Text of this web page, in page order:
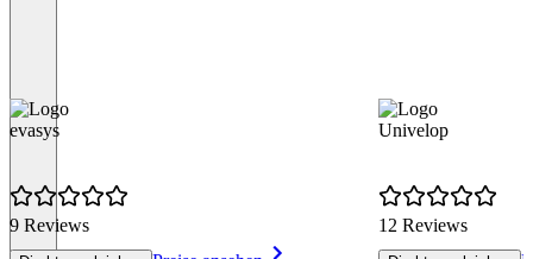
evasys
9 Reviews
Univelop
12 Reviews